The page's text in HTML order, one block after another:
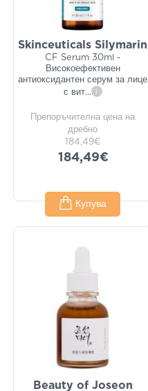
Skinceuticals Silymarin
CF Serum 30ml -
Високоефективен
антиоксидантен серум за лице
с вит... i
Препоръчителна цена на
дребно
184,49€
184,49€
Купува
Beauty of Joseon